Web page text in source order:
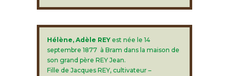
Hélène, Adèle REY est née le 14
septembre 1877 à Bram dans la maison de
son grand père REY Jean.
Fille de Jacques REY, cultivateur –